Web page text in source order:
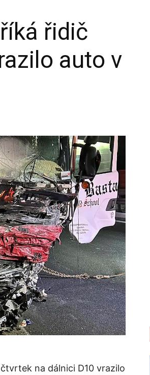
řidič
auto v
na dálnici D10 vrazilo